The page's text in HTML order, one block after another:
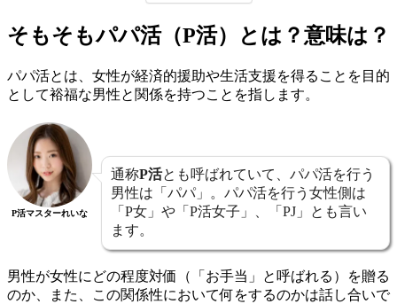
そもそもパパ活（P活）とは？意味は？
パパ活とは、女性が経済的援助や生活支援を得ることを目的
として裕福な男性と関係を持つことを指します。
P活マスターれいな
通称P活とも呼ばれていて、パパ活を行う
男性は「パパ」。パパ活を行う女性側は
「P女」や「P活女子」、「PJ」とも言い
ます。
男性が女性にどの程度対価（「お手当」と呼ばれる）を贈る
のか、また、この関係性において何をするのかは話し合いで